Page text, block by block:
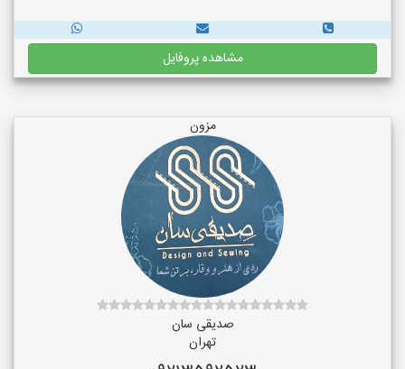
مشاهده پروفایل
مزون
صدیقی سان
تهران